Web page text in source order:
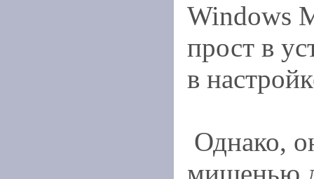
Windows
прост в
в
Однако,